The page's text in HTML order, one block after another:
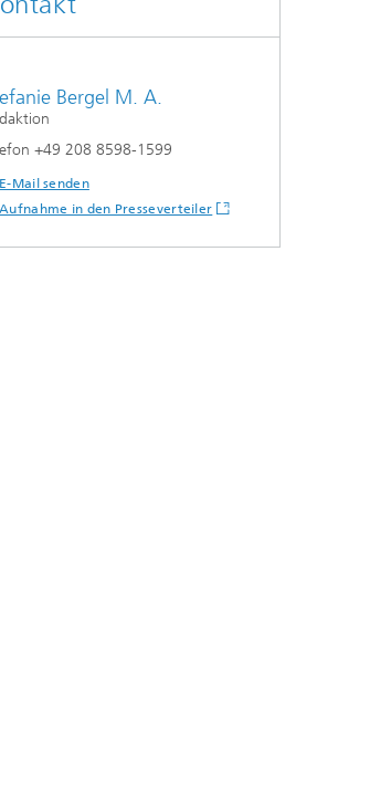
Bergel M. A.
+49 208 8598-1599
E-Mail senden
Aufnahme in den Presseverteiler